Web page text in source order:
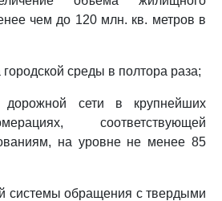
чем до 120 млн. кв. метров в
среды в полтора раза;
дорожной сети в крупнейших
соответствующей
на уровне не менее 85
системы обращения с твердыми